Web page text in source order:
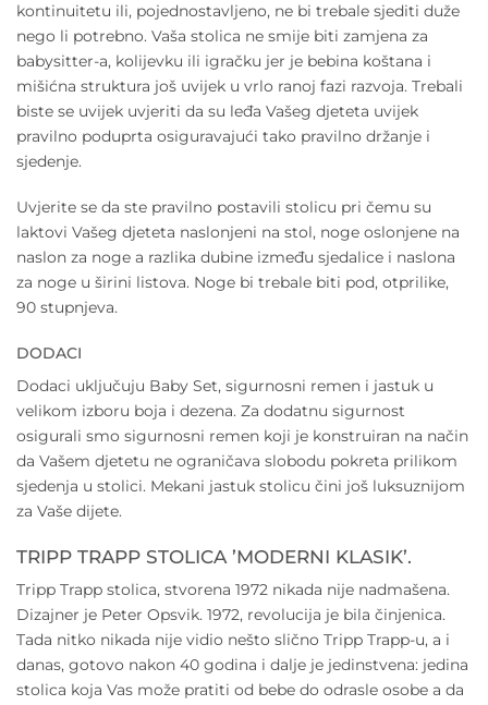
kontinuitetu ili, pojednostavljeno, ne bi trebale sjediti duže
nego li potrebno. Vaša stolica ne smije biti zamjena za
babysitter-a, kolijevku ili igračku jer je bebina koštana i
mišićna struktura još uvijek u vrlo ranoj fazi razvoja. Trebali
biste se uvijek uvjeriti da su leđa Vašeg djeteta uvijek
pravilno poduprta osiguravajući tako pravilno držanje i
sjedenje.
Uvjerite se da ste pravilno postavili stolicu pri čemu su
laktovi Vašeg djeteta naslonjeni na stol, noge oslonjene na
naslon za noge a razlika dubine između sjedalice i naslona
za noge u širini listova. Noge bi trebale biti pod, otprilike,
90 stupnjeva.
DODACI
Dodaci uključuju Baby Set, sigurnosni remen i jastuk u
velikom izboru boja i dezena. Za dodatnu sigurnost
osigurali smo sigurnosni remen koji je konstruiran na način
da Vašem djetetu ne ograničava slobodu pokreta prilikom
sjedenja u stolici. Mekani jastuk stolicu čini još luksuznijom
za Vaše dijete.
TRIPP TRAPP STOLICA ’MODERNI KLASIK’.
Tripp Trapp stolica, stvorena 1972 nikada nije nadmašena.
Dizajner je Peter Opsvik. 1972, revolucija je bila činjenica.
Tada nitko nikada nije vidio nešto slično Tripp Trapp-u, a i
danas, gotovo nakon 40 godina i dalje je jedinstvena: jedina
stolica koja Vas može pratiti od bebe do odrasle osobe a da